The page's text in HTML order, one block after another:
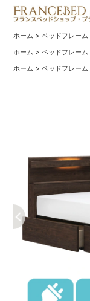
ホーム >ベッドフレーム
ホーム >ベッドフレーム
ホーム >ベッドフレーム